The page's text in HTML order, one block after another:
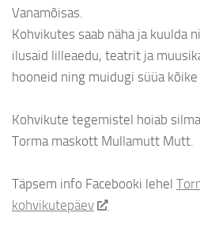
Vanamõisas.
Kohvikutes saab näha ja kuulda
ilusaid lilleaedu, teatrit ja
hooneid ning muidugi süüa kõike
Kohvikute tegemistel hoiab
Torma maskott Mullamutt Mutt.
Täpsem info Facebooki lehel
kohvikutepäev